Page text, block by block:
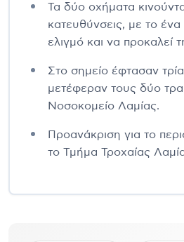
Τα δύο οχήματα
κατευθύνσεις, με το ένα
ελιγμό και να προκαλεί
Στο σημείο έφτασαν
μετέφεραν τους δύο
Νοσοκομείο Λαμίας.
Προανάκριση για το
το Τμήμα Τροχαίας